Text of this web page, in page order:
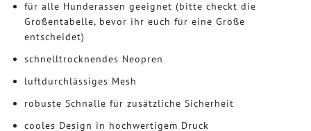
für alle Hunderassen geeignet (bitte checkt die
Größentabelle, bevor ihr euch für eine Größe
entscheidet)
schnelltrocknendes Neopren
luftdurchlässiges Mesh
robuste Schnalle für zusätzliche Sicherheit
cooles Design in hochwertigem Druck